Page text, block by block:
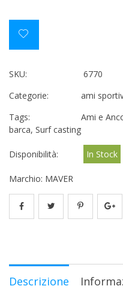
SKU:
6770
Categorie:
ami
Tags:
Ami e
barca, Surf casting
Disponibilità: In Stock
Marchio: MAVER
Descrizione